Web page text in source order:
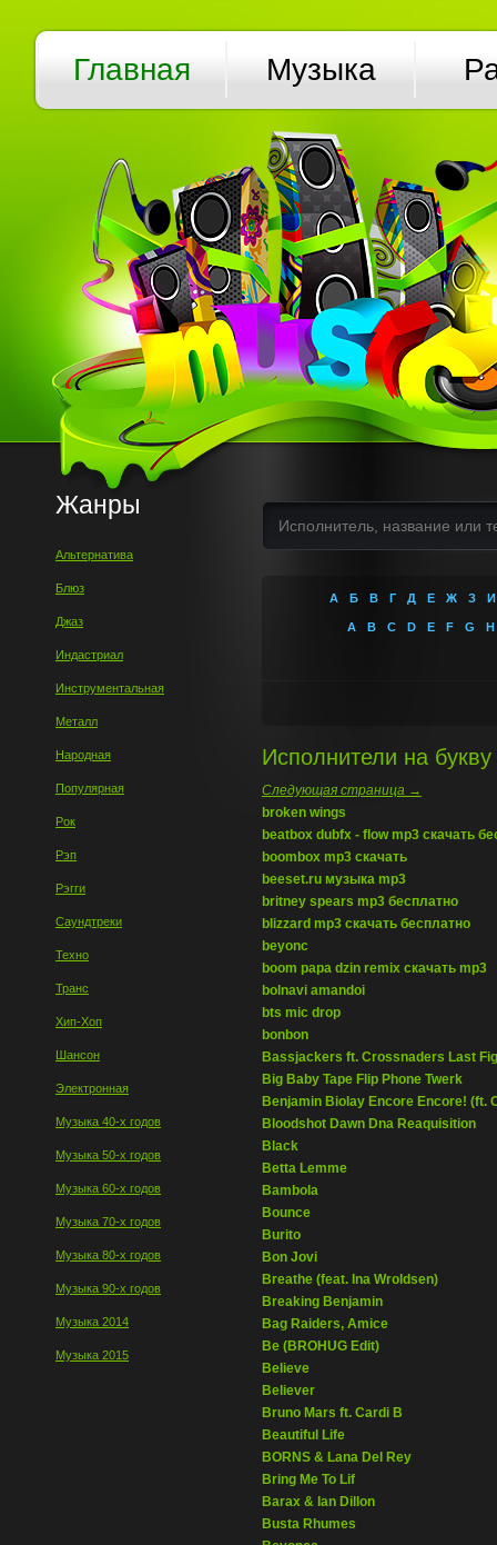
Главная Музыка
Жанры
Альтернатива
Блюз
Джаз
Индастриал
Инструментальная
Металл
Народная
Популярная
Рок
Рэп
Рэгги
Саундтреки
Техно
Транс
Хип-Хоп
Шансон
Электронная
Музыка 40-х годов
Музыка 50-х годов
Музыка 60-х годов
Музыка 70-х годов
Музыка 80-х годов
Музыка 90-х годов
Музыка 2014
Музыка 2015
А Б В Г Д Е Ж З И
A B C D E F G H
Исполнители на
Следующая страница →
broken wings
beatbox dubfx - flow mp3 скачать
boombox mp3 скачать
beeset.ru музыка mp3
britney spears mp3 бесплатно
blizzard mp3 скачать бесплатно
beyonc
boom papa dzin remix скачать mp3
bolnavi amandoi
bts mic drop
bonbon
Bassjackers ft. Crossnaders Last
Big Baby Tape Flip Phone Twerk
Benjamin Biolay Encore Encore! (ft.
Bloodshot Dawn Dna Reaquisition
Black
Betta Lemme
Bambola
Bounce
Burito
Bon Jovi
Breathe (feat. Ina Wroldsen)
Breaking Benjamin
Bag Raiders, Amice
Be (BROHUG Edit)
Believe
Believer
Bruno Mars ft. Cardi B
Beautiful Life
BORNS & Lana Del Rey
Bring Me To Lif
Barax & Ian Dillon
Busta Rhumes